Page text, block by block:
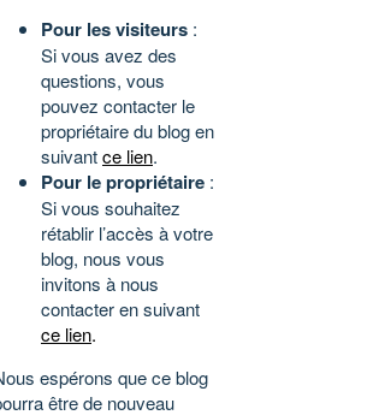
Pour les visiteurs :
Si vous avez des
questions, vous
pouvez contacter le
propriétaire du blog en
suivantce lien.
Pour le propriétaire :
Si vous souhaitez
rétablir l’accès à votre
blog, nous vous
invitons à nous
contacter en suivant
ce lien.
espérons que ce blog
être de nouveau